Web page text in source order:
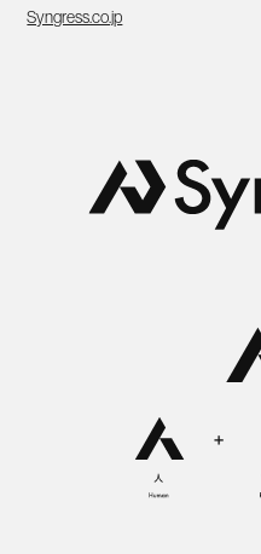
Syngress.co.jp